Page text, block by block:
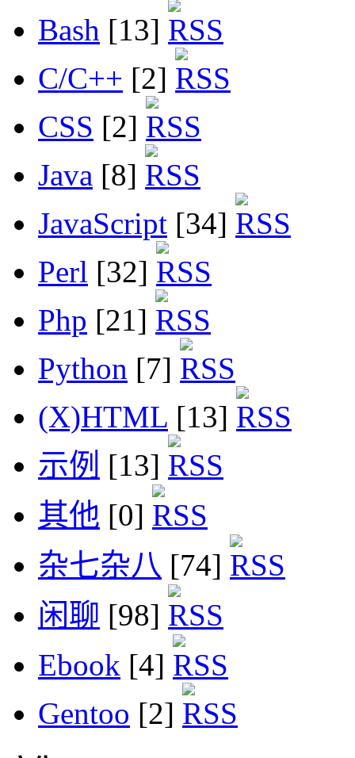
Bash [13]
C/C++ [2]
CSS [2]
Java [8]
JavaScript [34]
Perl [32]
Php [21]
Python [7]
(X)HTML [13]
示例 [13]
其他 [0]
杂七杂八 [74]
闲聊 [98]
Ebook [4]
Gentoo [2]